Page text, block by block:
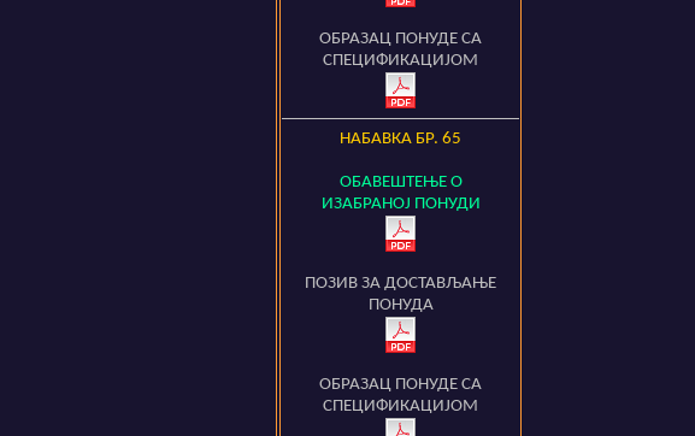
ОБРАЗАЦ ПОНУДЕ СА
СПЕЦИФИКАЦИЈОМ
НАБАВКА БР. 65
ОБАВЕШТЕЊЕ О
ИЗАБРАНОЈ ПОНУДИ
ПОЗИВ ЗА ДОСТАВЉАЊЕ
ПОНУДА
ОБРАЗАЦ ПОНУДЕ СА
СПЕЦИФИКАЦИЈОМ